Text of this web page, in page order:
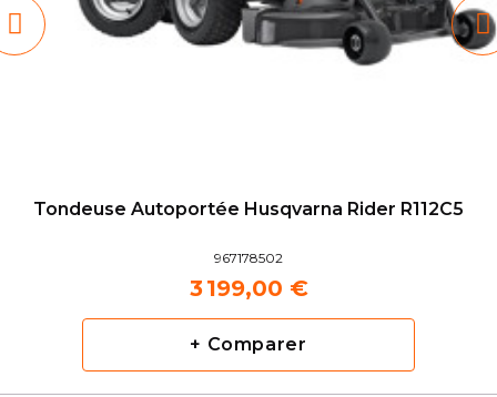
Tondeuse Autoportée Husqvarna Rider R112C5
967178502
3 199,00 €
+ Comparer